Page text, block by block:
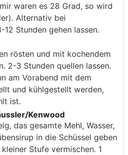
waren es 28 Grad, so wird
Alternativ bei
12 Stunden gehen lassen.
rösten und mit kochendem
2-3 Stunden quellen lassen.
am Vorabend mit dem
und kühlgestellt werden,
ist.
Kenwood
das gesamte Mehl, Wasser,
in die Schüssel geben
Stufe vermischen. 1